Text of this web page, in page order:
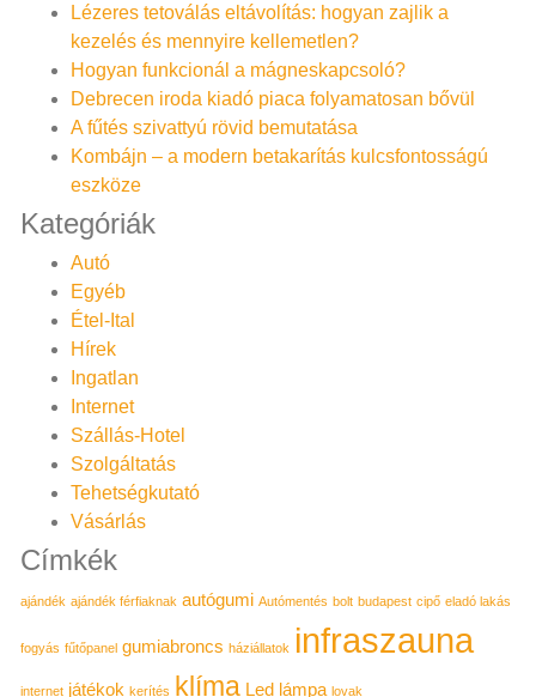
Lézeres tetoválás eltávolítás: hogyan zajlik a
kezelés és mennyire kellemetlen?
Hogyan funkcionál a mágneskapcsoló?
Debrecen iroda kiadó piaca folyamatosan bővül
A fűtés szivattyú rövid bemutatása
Kombájn – a modern betakarítás kulcsfontosságú
eszköze
Kategóriák
Autó
Egyéb
Étel-Ital
Hírek
Ingatlan
Internet
Szállás-Hotel
Szolgáltatás
Tehetségkutató
Vásárlás
Címkék
ajándék ajándék férfiaknak autógumi Autómentés bolt budapest cipő eladó lakás
fogyás fűtőpanel gumiabroncs háziállatok infraszauna
internet játékok kerítés klíma Led lámpa lovak